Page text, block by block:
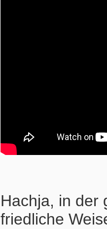
Hachja, in der
friedliche